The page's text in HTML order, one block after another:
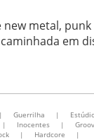
new metal,
em
| Guerrilha |
| Inocentes |
| Hardcore |